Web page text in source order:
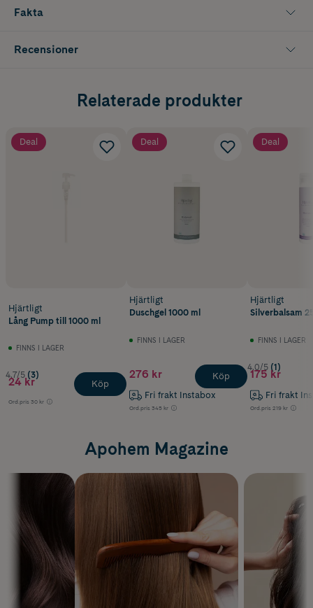
Fakta
Recensioner
Relaterade produkter
Deal
Hjärtligt
Lång Pump till 1000 ml
FINNS I LAGER
4.7/5 (3)
24 kr
Ord.pris 30 kr
Köp
Deal
Hjärtligt
Duschgel 1000 ml
FINNS I LAGER
276 kr
Fri frakt Instabox
Ord.pris 345 kr
Köp
Deal
Hjärtligt
Silverbalsam
FINNS I LAGER
4.0/5 (1)
175 kr
Fri frakt
Ord.pris 219 kr
Apohem Magazine